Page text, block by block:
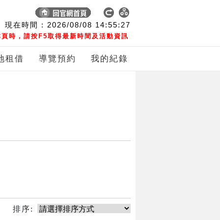
現在時間 : 2026/08/08 14:55:27
時，請按F5取得最新時間及活動資訊
租借 導覽預約 我的紀錄
排序: